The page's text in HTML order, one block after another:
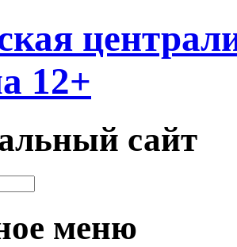
12+
сайт
меню